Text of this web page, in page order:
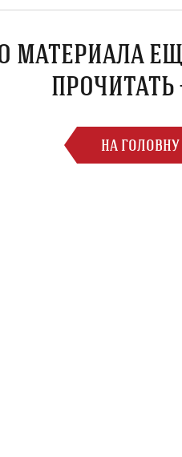
МАТЕРИАЛА
ПРОЧИТАТЬ
НА ГОЛОВНУ